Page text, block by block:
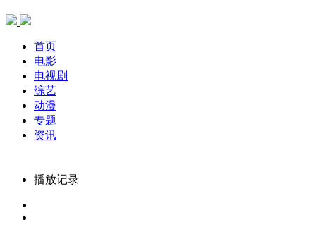
首页
电影
电视剧
综艺
动漫
专题
资讯
播放记录